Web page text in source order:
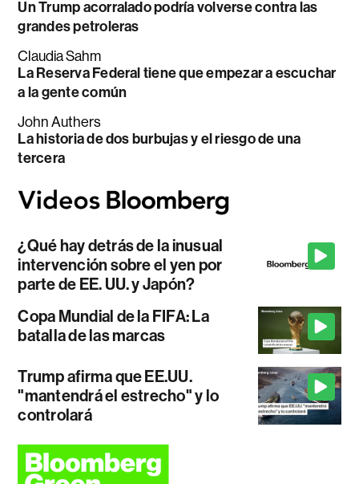
Un Trump acorralado podría volverse contra las
grandes petroleras
Claudia Sahm
La Reserva Federal tiene que empezar a escuchar
a la gente común
John Authers
La historia de dos burbujas y el riesgo de una
tercera
¿Qué hay detrás de la inusual
intervención sobre el yen por
parte de EE. UU. y Japón?
Copa Mundial de la FIFA: La
batalla de las marcas
Trump afirma que EE.UU.
"mantendrá el estrecho" y lo
controlará